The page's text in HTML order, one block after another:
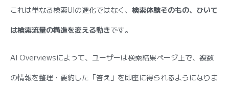
これは単なる検索UIの進化ではなく、 検索体験そのもの、ひいて
は検索流量の構造を変える動きです。
AI Overviewsによって、ユーザーは検索結果ページ上で、複数
の情報を整理・要約した「答え」を即座に得られるようになりま